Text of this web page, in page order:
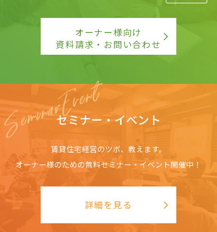
オーナー様向け
資料請求・お問い合わせ
セミナー・イベント
賃貸住宅経営のツボ、教えます。
オーナー様のための無料セミナー・イベント開催中！
詳細を見る